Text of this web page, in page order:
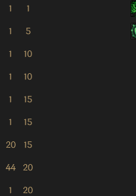
1 1
1 5
1 10
1 10
1 15
1 15
20 15
44 20
1 20